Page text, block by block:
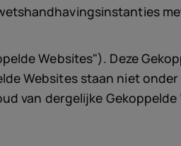
Websites"). Deze
Websites staan niet
van dergelijke